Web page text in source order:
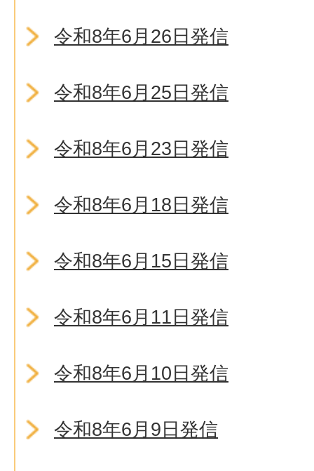
令和8年6月26日発信
令和8年6月25日発信
令和8年6月23日発信
令和8年6月18日発信
令和8年6月15日発信
令和8年6月11日発信
令和8年6月10日発信
令和8年6月9日発信